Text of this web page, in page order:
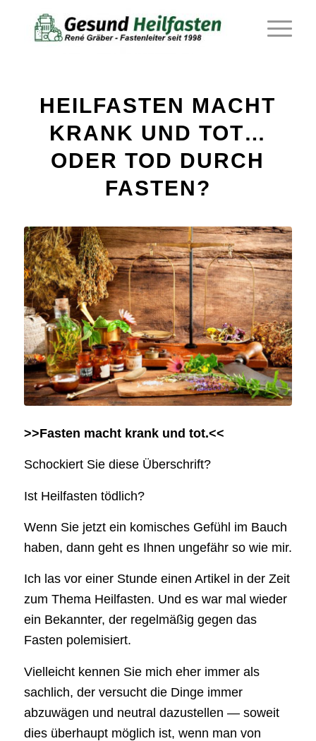
HEILFASTEN MACHT
KRANK UND TOT…
ODER TOD DURCH
FASTEN?
>>Fasten macht krank und tot.<<
Schockiert Sie diese Überschrift?
Ist Heilfasten tödlich?
Wenn Sie jetzt ein komisches Gefühl im Bauch
haben, dann geht es Ihnen ungefähr so wie mir.
Ich las vor einer Stunde einen Artikel in der Zeit
zum Thema Heilfasten. Und es war mal wieder
ein Bekannter, der regelmäßig gegen das
Fasten polemisiert.
Vielleicht kennen Sie mich eher immer als
sachlich, der versucht die Dinge immer
abzuwägen und neutral dazustellen — soweit
dies überhaupt möglich ist, wenn man von